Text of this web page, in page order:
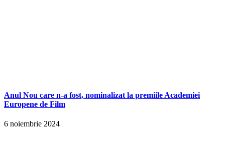
Anul Nou care n-a fost, nominalizat la premiile Academiei
Europene de Film
6 noiembrie 2024